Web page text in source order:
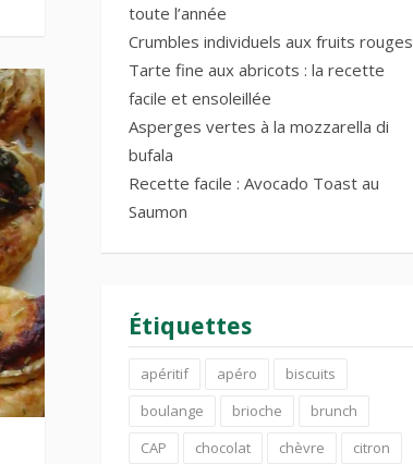
toute l’année
Crumbles individuels aux fruits rouges
Tarte fine aux abricots : la recette
facile et ensoleillée
Asperges vertes à la mozzarella di
bufala
Recette facile : Avocado Toast au
Saumon
Étiquettes
apéritif apéro
biscuits
boulange
brioche
brunch
CAP
chocolat chèvre
citron